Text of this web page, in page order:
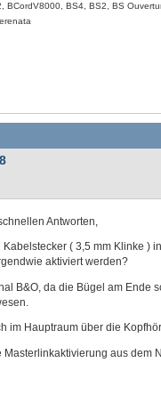
BCordV8000, BS4, BS2, BS
Antworten,
( 3,5 mm Klinke )
aktiviert werden?
B&O, da die Bügel am
im Hauptraum über die
Masterlinkaktivierung aus dem